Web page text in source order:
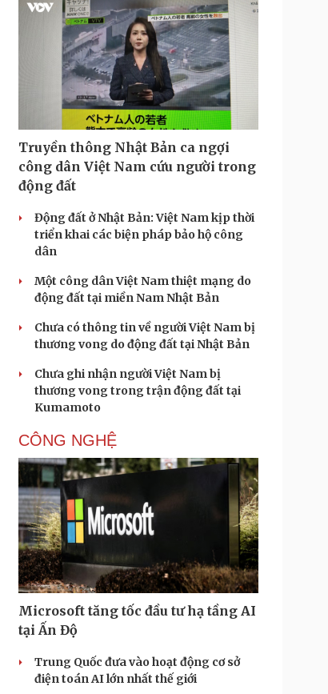
Truyền thông Nhật Bản ca ngợi
công dân Việt Nam cứu người trong
động đất
Động đất ở Nhật Bản: Việt Nam kịp thời
triển khai các biện pháp bảo hộ công
dân
Một công dân Việt Nam thiệt mạng do
động đất tại miền Nam Nhật Bản
Chưa có thông tin về người Việt Nam bị
thương vong do động đất tại Nhật Bản
Chưa ghi nhận người Việt Nam bị
thương vong trong trận động đất tại
Kumamoto
CÔNG NGHỆ
Microsoft tăng tốc đầu tư hạ tầng AI
tại Ấn Độ
Trung Quốc đưa vào hoạt động cơ sở
điện toán AI lớn nhất thế giới